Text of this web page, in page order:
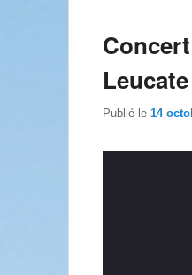
Leucate
Publié le 14